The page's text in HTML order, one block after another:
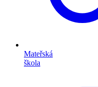
Mateřská
škola